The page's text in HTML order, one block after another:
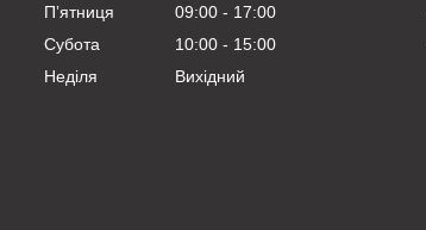
Пʼятниця
09:00
17:00
Субота
10:00
15:00
Неділя
Вихідний